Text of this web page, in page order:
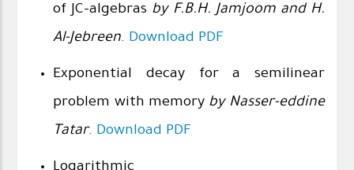
of JC-algebras by F.B.H. Jamjoom and H.
Al-Jebreen. Download PDF
Exponential decay for a semilinear
problem with memory by Nasser-eddine
Tatar. Download PDF